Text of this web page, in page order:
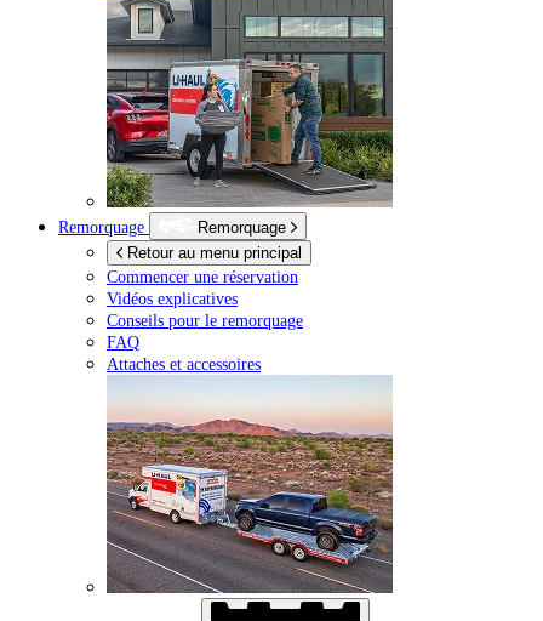
Remorquage
Remorquage
Retour au menu principal
Commencer une réservation
Vidéos explicatives
Conseils pour le remorquage
FAQ
Attaches et accessoires